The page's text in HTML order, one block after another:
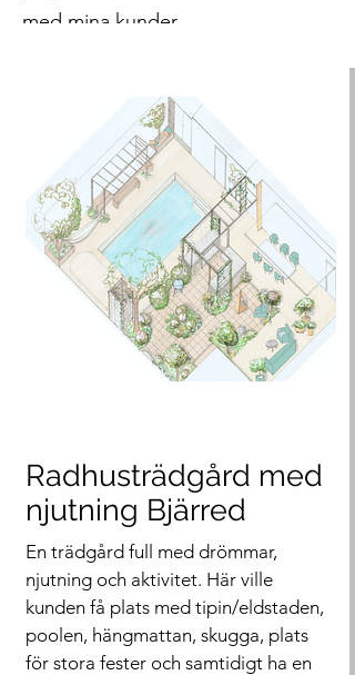
med mina kunder.
Radhusträdgård med
njutning Bjärred
En trädgård full med drömmar,
njutning och aktivitet. Här ville
kunden få plats med tipin/eldstaden,
poolen, hängmattan, skugga, plats
för stora fester och samtidigt ha en